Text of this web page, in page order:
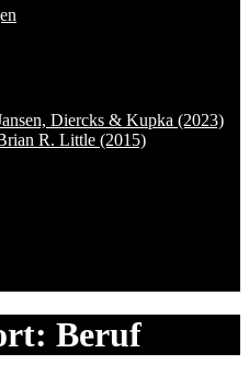
Diercks & Kupka (2023)
R. Little (2015)
Beruf